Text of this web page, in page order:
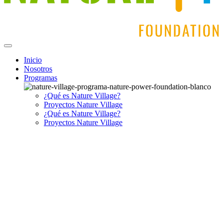
Inicio
Nosotros
Programas
¿Qué es Nature Village?
Proyectos Nature Village
¿Qué es Nature Village?
Proyectos Nature Village